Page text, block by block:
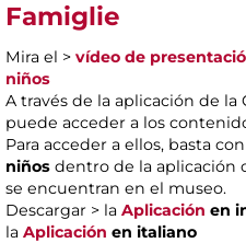
Famiglie
Mira el > vídeo de
niños
A través de la aplicación de
puede acceder a los
Para acceder a ellos, basta
niños dentro de la aplicación
se encuentran en el museo.
Descargar > la Aplicación en
la Aplicación en italiano